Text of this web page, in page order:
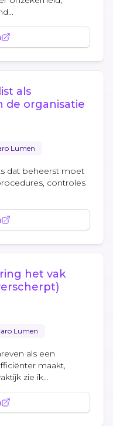
als
de organisatie
Lumen
dat beheerst moet
controles
het vak
Lumen
als een
maakt,
zie ik...